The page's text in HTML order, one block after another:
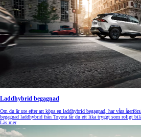
Laddhybrid begagnad
Om du är ute efter att köpa en laddhybrid begagnad, har våra
begagnad laddhybrid från Toyota får du ett lika tryggt som roligt
Läs mer